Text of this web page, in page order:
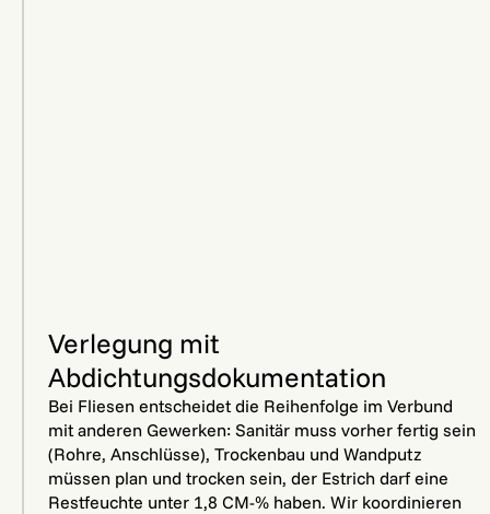
Verlegung mit
Abdichtungsdokumentation
Bei Fliesen entscheidet die Reihenfolge im Verbund
mit anderen Gewerken: Sanitär muss vorher fertig sein
(Rohre, Anschlüsse), Trockenbau und Wandputz
müssen plan und trocken sein, der Estrich darf eine
Restfeuchte unter 1,8 CM-% haben. Wir koordinieren